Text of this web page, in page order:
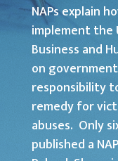
NAPs explain
implement the
Business and
on
responsibility
remedy for
abuses. Only
published a